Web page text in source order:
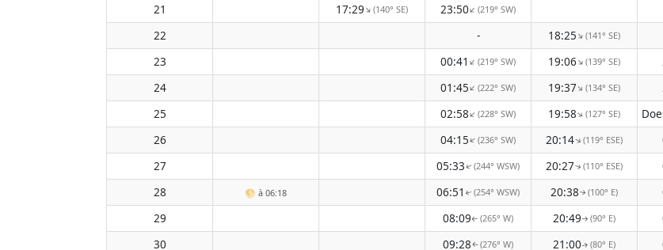
21
17:29↑(140° SE) 23:50↑(219° SW)
22
- 18:25↑(141° SE)
23
00:41↑(219° SW) 19:06↑(139° SE)
24
01:45↑(222° SW) 19:37↑(134° SE)
25
02:58↑(228° SW) 19:58↑(127° SE)
26
04:15↑(236° SW) 20:14↑(119° ESE)
27
05:33↑(244° WSW) 20:27↑(110° ESE)
28
🌕 à 06:18 06:51 ↑(254° WSW) 20:38↑(100° E)
29
08:09↑(265° W) 20:49↑ (90° E)
30
09:28↑(276° W) 21:00↑(80° E)